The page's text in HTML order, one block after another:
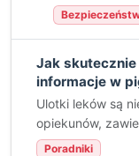
Jak
informacje w
Ulotki leków są
opiekunów,
Poradniki